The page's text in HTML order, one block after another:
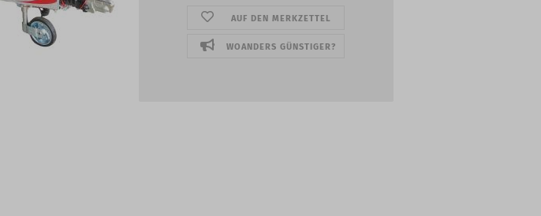
AUF DEN MERKZETTEL
WOANDERS GÜNSTIGER?